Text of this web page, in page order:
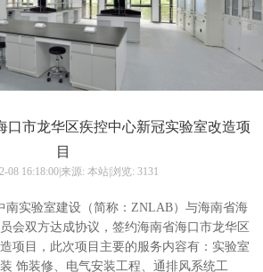
口市龙华区疾控中心新冠实验室改造项
目
08 16:18:00|来源: 本站|浏览: 3131
实验室建设（简称：ZNLAB）与海南省海
会双方达成协议，签约海南省海口市龙华区
项目，此次项目主要的服务内容有：实验室
饰装修、电气安装工程、通排风系统工